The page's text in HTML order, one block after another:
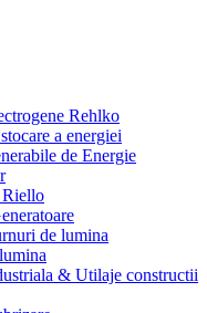
Rehlko
a energiei
de Energie
Riello
de lumina
& Utilaje constructii